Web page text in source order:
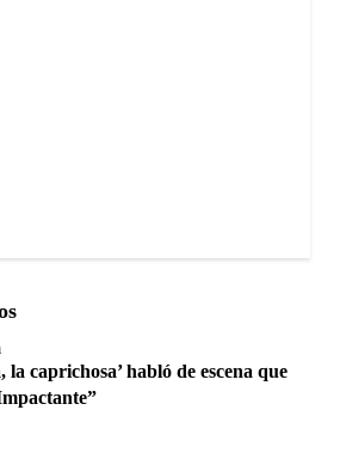
caprichosa’ habló de escena que